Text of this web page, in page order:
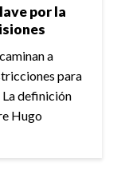
por la
a
para
definición
Hugo